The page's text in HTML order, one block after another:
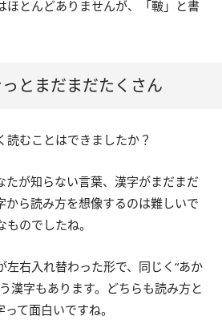
ほとんどありませんが、「皸」と書
とまだまだたくさん
読むことはできましたか？
たが知らない言葉、漢字がまだまだ
から読み方を想像するのは難しいで
のでしたね。
左右入れ替わった形で、同じく“あか
漢字もあります。どちらも読み方と
て面白いですね。